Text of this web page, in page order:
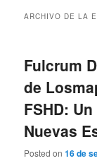
ARCHIVO DE LA
Fulcrum
de
FSHD:
Nuevas
Posted on16 de